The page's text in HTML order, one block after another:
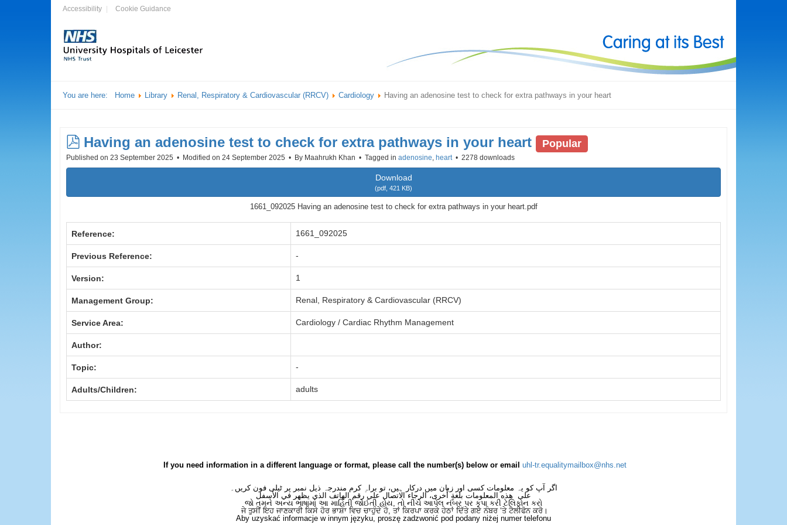
Accessibility Cookie Guidance
You are here: Home Library Renal, Respiratory & Cardiovascular (RRCV) Cardiology Having an adenosine test to check for extra pathways in your heart
pdf
Having an adenosine test to check for extra pathways in your heart Popular
Published on 23 September 2025 Modified on 24 September 2025 By Maahrukh Khan Tagged in adenosine, heart 2278 downloads
Download
(pdf, 421 KB)
1661_092025 Having an adenosine test to check for extra pathways in your heart.pdf
Reference: 1661_092025
Previous Reference: -
Version: 1
Management Group: Renal, Respiratory & Cardiovascular (RRCV)
Service Area: Cardiology / Cardiac Rhythm Management
Author:
Topic: -
Adults/Children: adults
If you need information in a different language or format, please call the number(s) below or email uhl-tr.equalitymailbox@nhs.net
اگر آپ کو یہ معلومات کسی اور زبان میں درکار ہیں، تو براہِ کرم مندرجہ ذیل نمبر پر ٹیلی فون کریں۔
على هذه المعلومات بلغةٍ أُخرى، الرجاء الاتصال على رقم الهاتف الذي يظهر في الأسفل
જો તમને અન્ય ભાષામાં આ માહિતી જોઈતી હોય, તો નીચે આપેલ નંબર પર કૃપા કરી ટેલિફોન કરો
ਜੇ ਤੁਸੀਂ ਇਹ ਜਾਣਕਾਰੀ ਕਿਸੇ ਹੋਰ ਭਾਸ਼ਾ ਵਿਚ ਚਾਹੁੰਦੇ ਹੋ, ਤਾਂ ਕਿਰਪਾ ਕਰਕੇ ਹੇਠਾਂ ਦਿੱਤੇ ਗਏ ਨੰਬਰ ‘ਤੇ ਟੈਲੀਫੋਨ ਕਰੋ।
Aby uzyskać informacje w innym języku, proszę zadzwonić pod podany niżej numer telefonu